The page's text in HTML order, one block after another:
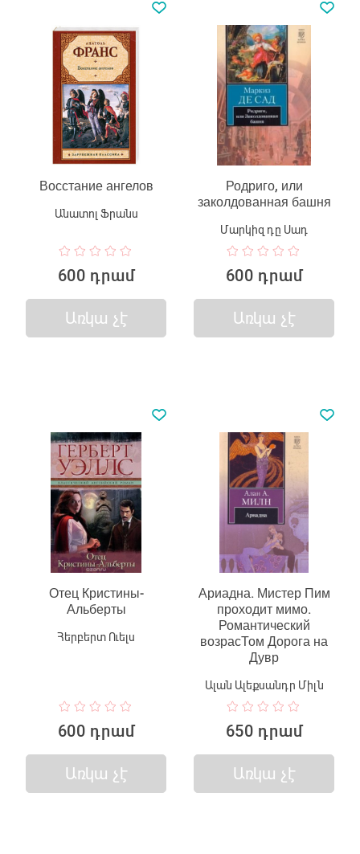
Восстание ангелов
Անատոլ Ֆրանս
600 դրամ
Առկա չէ
Родриго, или
заколдованная башня
Մարկիզ դը Սադ
600 դրամ
Առկա չէ
Отец Кристины-
Альберты
Հերբերտ Ուելս
600 դրամ
Առկա չէ
Ариадна. Мистер Пим
проходит мимо.
Романтический
возрасТом Дорога на
Дувр
Ալան Ալեքսանդր Միլն
650 դրամ
Առկա չէ